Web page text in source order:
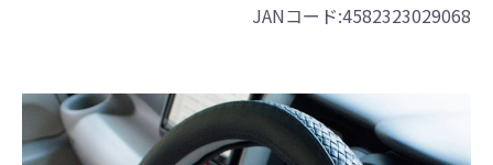
JANコード:4582323029068